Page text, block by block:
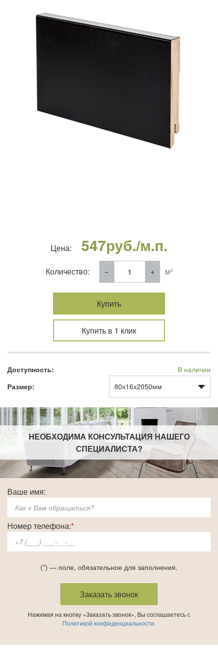
Цена: 547руб./м.п.
Количество: м²
Купить
Купить в 1 клик
Доступность:
В наличии
Размер:
НЕОБХОДИМА КОНСУЛЬТАЦИЯ НАШЕГО
СПЕЦИАЛИСТА?
Ваше имя:
Номер телефона:*
(*) — поле, обязательное для заполнения.
Нажимая на кнопку «Заказать звонок», Вы соглашаетесь с
Политикой конфиденциальности.